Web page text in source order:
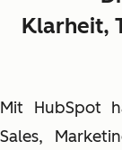
Klarheit,
Mit HubSpot
Sales,